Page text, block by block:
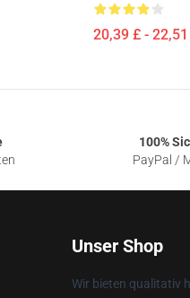
20,39 £ -
100%
PayPal /
Unser Shop
Wir bieten qualitativ